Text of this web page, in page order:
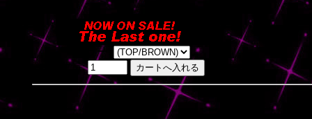
カラー:
数量: